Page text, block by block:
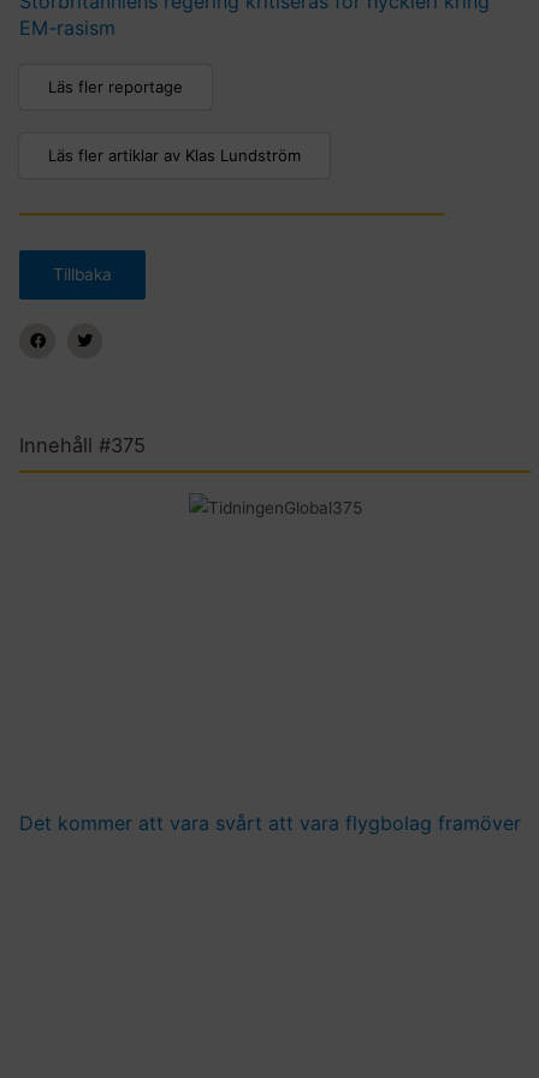
EM-rasism
Läs fler reportage
Läs fler artiklar av Klas Lundström
Innehåll #375
Det kommer att vara svårt att vara flygbolag framöver